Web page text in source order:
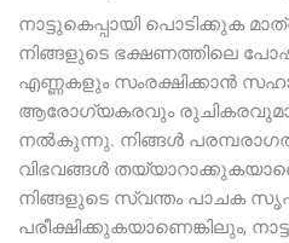
നാട്ടുകെപ്പായി പൊടിക്കുക
നിങ്ങളുടെ ഭക്ഷണത്തിലെ
എണ്ണകളും സംരക്ഷിക്കാൻ
ആരോഗ്യകരവും
നൽകുന്നു. നിങ്ങൾ
വിഭവങ്ങൾ
നിങ്ങളുടെ സ്വന്തം പാചക
പരീക്ഷിക്കുകയാണെങ്കിലും,